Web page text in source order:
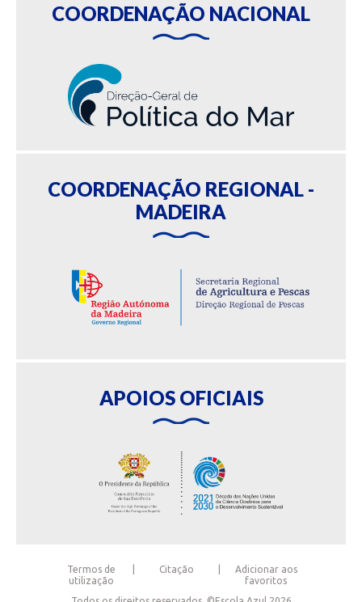
COORDENAÇÃO NACIONAL
COORDENAÇÃO REGIONAL -
MADEIRA
APOIOS OFICIAIS
Termos de
utilização
Citação
Adicionar aos
favoritos